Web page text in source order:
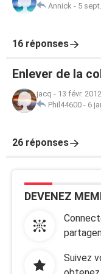
Annick - 5
16 réponses
Enlever de la
jacq - 13 févr.
Phil44600 - 6
26 réponses
DEVENEZ
Suivez